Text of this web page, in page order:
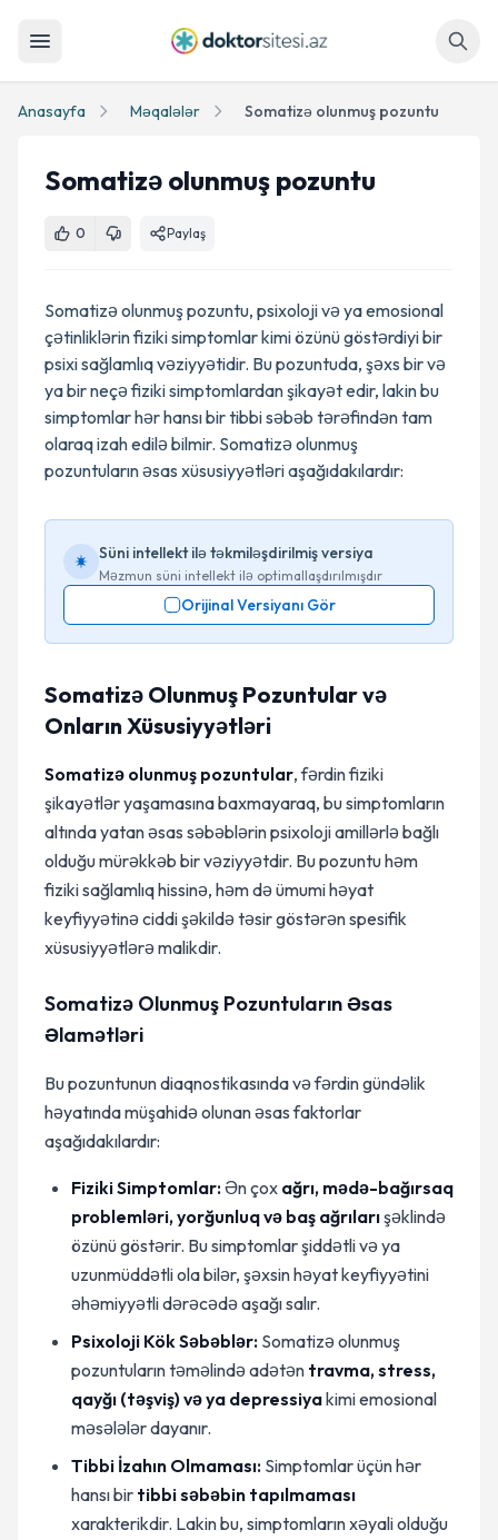
Anasayfa Məqalələr Somatizə olunmuş pozuntu
Somatizə olunmuş pozuntu
0 Paylaş
Somatizə olunmuş pozuntu, psixoloji və ya emosional
çətinliklərin fiziki simptomlar kimi özünü göstərdiyi bir
psixi sağlamlıq vəziyyətidir. Bu pozuntuda, şəxs bir və
ya bir neçə fiziki simptomlardan şikayət edir, lakin bu
simptomlar hər hansı bir tibbi səbəb tərəfindən tam
olaraq izah edilə bilmir. Somatizə olunmuş
pozuntuların əsas xüsusiyyətləri aşağıdakılardır:
Süni intellekt ilə təkmiləşdirilmiş versiya
Məzmun süni intellekt ilə optimallaşdırılmışdır
Orijinal Versiyanı Gör
Somatizə Olunmuş Pozuntular və
Onların Xüsusiyyətləri
Somatizə olunmuş pozuntular, fərdin fiziki
şikayətlər yaşamasına baxmayaraq, bu simptomların
altında yatan əsas səbəblərin psixoloji amillərlə bağlı
olduğu mürəkkəb bir vəziyyətdir. Bu pozuntu həm
fiziki sağlamlıq hissinə, həm də ümumi həyat
keyfiyyətinə ciddi şəkildə təsir göstərən spesifik
xüsusiyyətlərə malikdir.
Somatizə Olunmuş Pozuntuların Əsas
Əlamətləri
Bu pozuntunun diaqnostikasında və fərdin gündəlik
həyatında müşahidə olunan əsas faktorlar
aşağıdakılardır:
Fiziki Simptomlar:Ən çox ağrı, mədə-bağırsaq
problemləri, yorğunluq və baş ağrılarışəklində
özünü göstərir. Bu simptomlar şiddətli və ya
uzunmüddətli ola bilər, şəxsin həyat keyfiyyətini
əhəmiyyətli dərəcədə aşağı salır.
Psixoloji Kök Səbəblər: Somatizə olunmuş
pozuntuların təməlində adətən travma, stress,
qayğı (təşviş) və ya depressiyakimi emosional
məsələlər dayanır.
Tibbi İzahın Olmaması: Simptomlar üçün hər
hansı bir tibbi səbəbin tapılmaması
xarakterikdir. Lakin bu, simptomların xəyali olduğu